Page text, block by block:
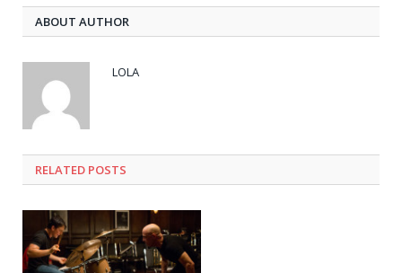
ABOUT AUTHOR
LOLA
RELATED POSTS